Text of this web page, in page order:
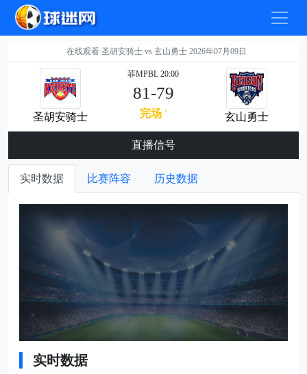
在线观看 圣胡安骑士 vs 玄山勇士 2026年07月09日
圣胡安骑士
菲MPBL 20:00
81-79
完场 ' 玄山勇士
直播信号
实时数据 比赛阵容 历史数据
实时数据